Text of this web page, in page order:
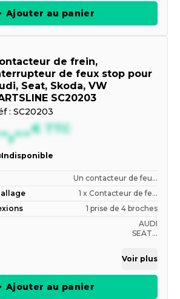
Ajouter au panier
de frein,
de feux stop pour
Seat, Skoda, VW
SC20203
: SC20203
,--€ TTC
Indisponible
Un contacteur de feu...
1 x Contacteur de fe...
1 prise de 4 broches
AUDI
SEAT...
Voir plus
Ajouter au panier